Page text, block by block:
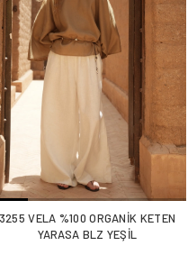
3255 VELA %100 ORGANİK KETEN
YARASA BLZ YEŞİL